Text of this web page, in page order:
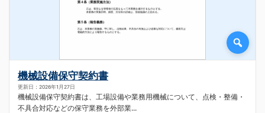
機械設備保守契約書
更新日：2026年1月27日
機械設備保守契約書は、工場設備や業務用機械について、点検・整備・
不具合対応などの保守業務を外部業...